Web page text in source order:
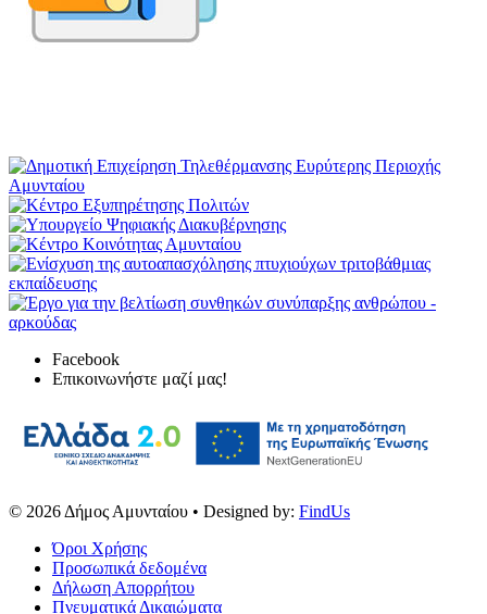
Facebook
Επικοινωνήστε μαζί μας!
© 2026 Δήμος Αμυνταίου • Designed by: FindUs
Όροι Χρήσης
Προσωπικά δεδομένα
Δήλωση Απορρήτου
Πνευματικά Δικαιώματα